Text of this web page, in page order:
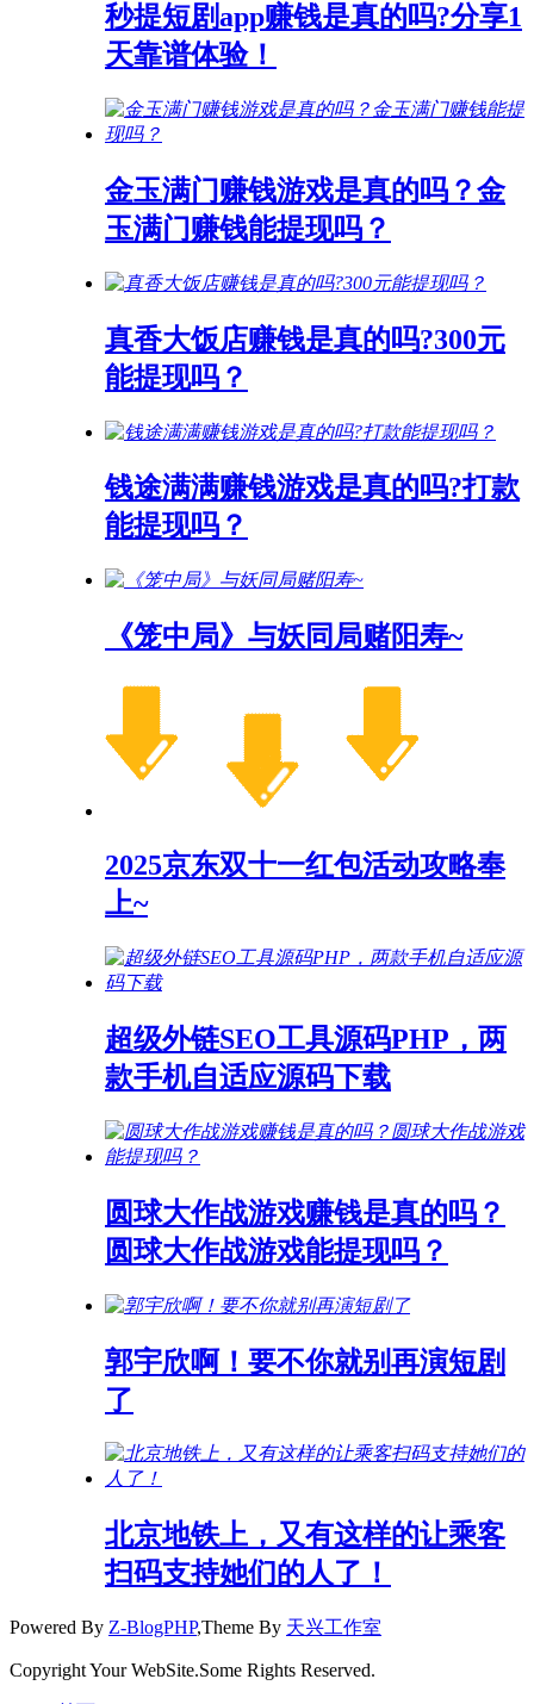
秒提短剧app赚钱是真的吗?分享1
天靠谱体验！
金玉满门赚钱游戏是真的吗？金
玉满门赚钱能提现吗？
真香大饭店赚钱是真的吗?300元
能提现吗？
钱途满满赚钱游戏是真的吗?打款
能提现吗？
《笼中局》与妖同局赌阳寿~
2025京东双十一红包活动攻略奉
上~
超级外链SEO工具源码PHP，两
款手机自适应源码下载
圆球大作战游戏赚钱是真的吗？
圆球大作战游戏能提现吗？
郭宇欣啊！要不你就别再演短剧
了
北京地铁上，又有这样的让乘客
扫码支持她们的人了！
Powered By Z-BlogPHP,Theme By 天兴工作室
Copyright Your WebSite.Some Rights Reserved.